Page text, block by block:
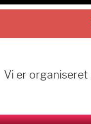
Vi er organiseret